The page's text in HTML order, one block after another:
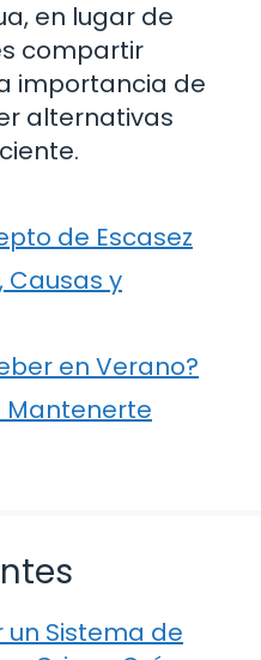
en lugar de
compartir
importancia de
alternativas
de Escasez
Causas y
en Verano?
Mantenerte
Sistema de